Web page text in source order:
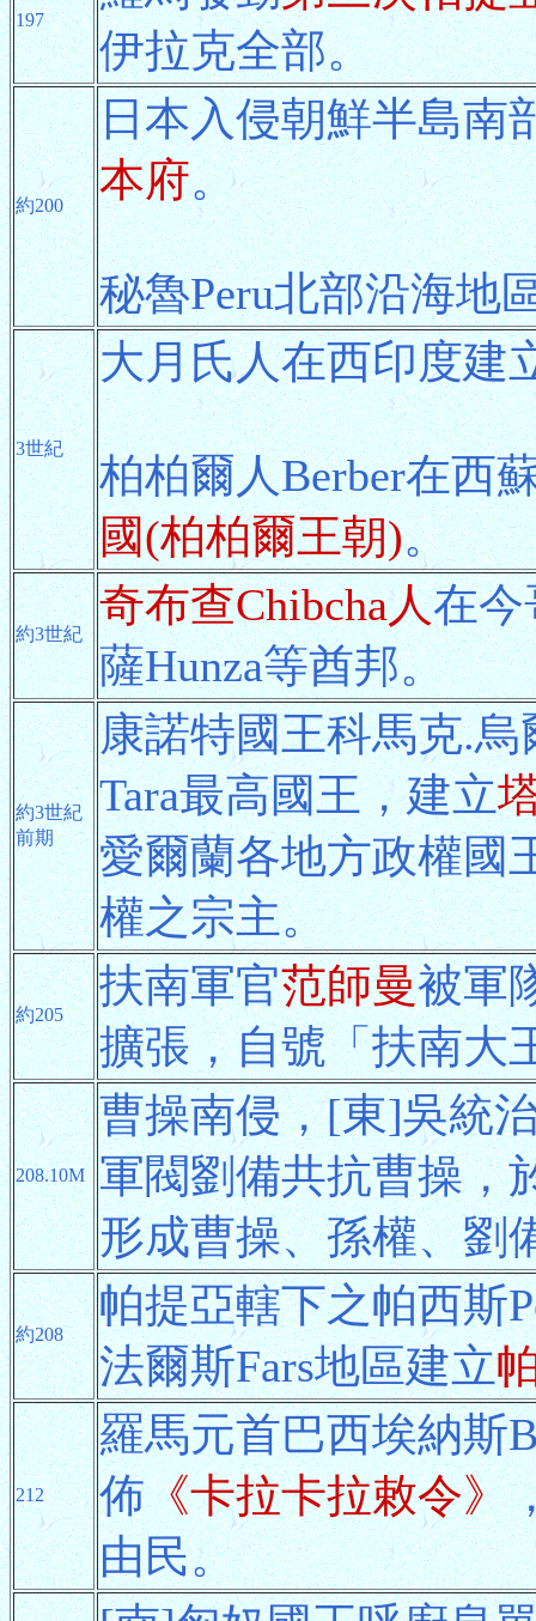
197
伊拉克全部。
約200
日本入侵朝鮮半島南
本府。
秘魯Peru北部沿海地
3世紀
大月氏人在西印度建
柏柏爾人Berber在西
國(柏柏爾王朝)。
約3世紀
奇布查Chibcha人在今
薩Hunza等酋邦。
約3世紀
前期
康諾特國王科馬克.烏
Tara最高國王，建立
愛爾蘭各地方政權國
權之宗主。
約205
扶南軍官范師曼被軍
擴張，自號「扶南大
208.10M
曹操南侵，[東]吳統
軍閥劉備共抗曹操，
形成曹操、孫權、劉
約208
帕提亞轄下之帕西斯
法爾斯Fars地區建立
212
羅馬元首巴西埃納斯
佈《卡拉卡拉敕令》
由民。